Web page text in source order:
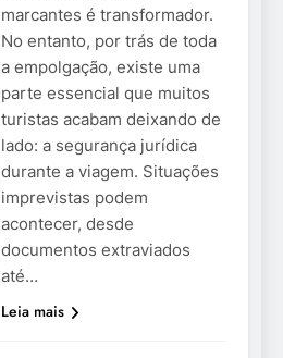
marcantes é transformador.
No entanto, por trás de toda
a empolgação, existe uma
parte essencial que muitos
turistas acabam deixando de
lado: a segurança jurídica
durante a viagem. Situações
imprevistas podem
acontecer, desde
documentos extraviados
até…
Leia mais